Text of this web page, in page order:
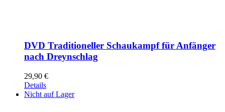
DVD Traditioneller Schaukampf für Anfänger
nach Dreynschlag
29,90 €
Details
Nicht auf Lager